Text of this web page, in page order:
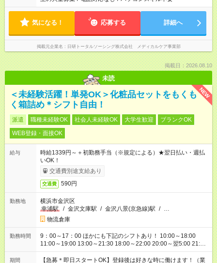
気になる！ 応募する 詳細へ
掲載元企業名 日研トータルソーシング株式会社 メディカルケア事業部
掲載日：2026.08.10
未読
NEW
＜未経験活躍！単発OK＞化粧品セットをもくも
く箱詰め＊シフト自由！
派遣 職種未経験OK 社会人未経験OK 大学生歓迎
ブランクOK
WEB登録・面接OK
給与
時給1339円～＋初勤務手当（※規定による）★翌日払い・週払
いOK！
交通費別途支給あり
交通費 590円
勤務地
横浜市金沢区
幸浦駅
/ 金沢文庫駅 / 金沢八景(京急線)駅 / …
物流倉庫
勤務時間
9：00～17：00 ほかにも下記のシフトあり！ 10:00～18:00
11:00～19:00 13:00～21:30 18:00～22:00 20:00～翌5:00 21:00
～翌6:00 など、あなたの希望を聞かせてください！ ※5時間以内
の短時間もご相談ください！
期間
【急募＊即日スタートOK】登録後は好きな時に働けます！（業